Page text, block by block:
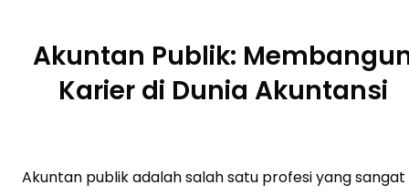
Akuntan Publik:
Karier di Dunia Akuntansi
Akuntan publik adalah salah satu profesi yang sangat